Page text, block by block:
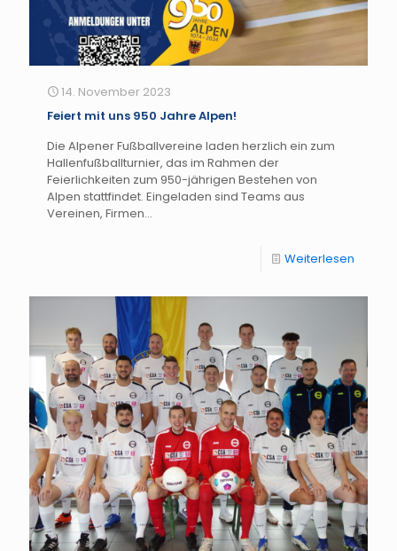
14. November 2023
Feiert mit uns 950 Jahre Alpen!
Die Alpener Fußballvereine laden herzlich ein zum
Hallenfußballturnier, das im Rahmen der
Feierlichkeiten zum 950-jährigen Bestehen von
Alpen stattfindet. Eingeladen sind Teams aus
Vereinen, Firmen...
Weiterlesen